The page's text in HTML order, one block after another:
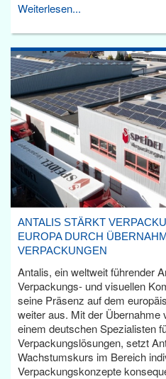
Weiterlesen...
ANTALIS STÄRKT
EUROPA DURCH
VERPACKUNGEN
Antalis, ein weltweit führender
Verpackungs- und visuellen
seine Präsenz auf dem
weiter aus. Mit der Übernahme
einem deutschen Spezialisten
Verpackungslösungen, setzt
Wachstumskurs im Bereich
Verpackungskonzepte